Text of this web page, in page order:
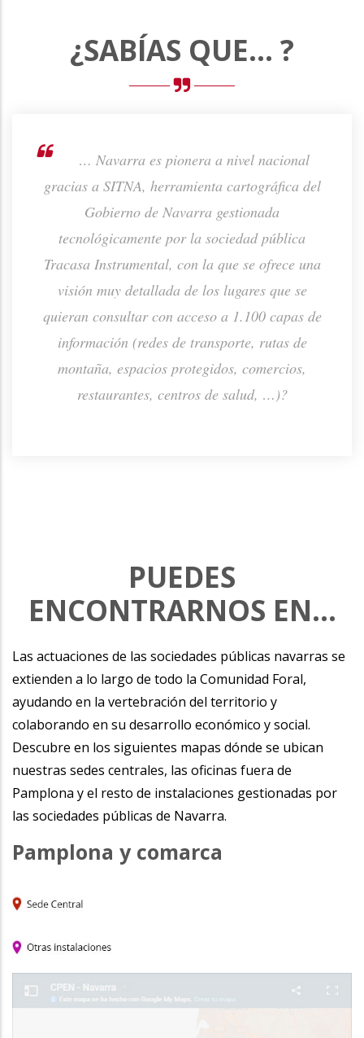
¿SABÍAS QUE... ?
… Navarra es pionera a nivel nacional
gracias a SITNA, herramienta cartográfica del
Gobierno de Navarra gestionada
tecnológicamente por la sociedad pública
Tracasa Instrumental, con la que se ofrece una
visión muy detallada de los lugares que se
quieran consultar con acceso a 1.100 capas de
información (redes de transporte, rutas de
montaña, espacios protegidos, comercios,
restaurantes, centros de salud, …)?
PUEDES
ENCONTRARNOS EN...
Las actuaciones de las sociedades públicas navarras se
extienden a lo largo de todo la Comunidad Foral,
ayudando en la vertebración del territorio y
colaborando en su desarrollo económico y social.
Descubre en los siguientes mapas dónde se ubican
nuestras sedes centrales, las oficinas fuera de
Pamplona y el resto de instalaciones gestionadas por
las sociedades públicas de Navarra.
Pamplona y comarca